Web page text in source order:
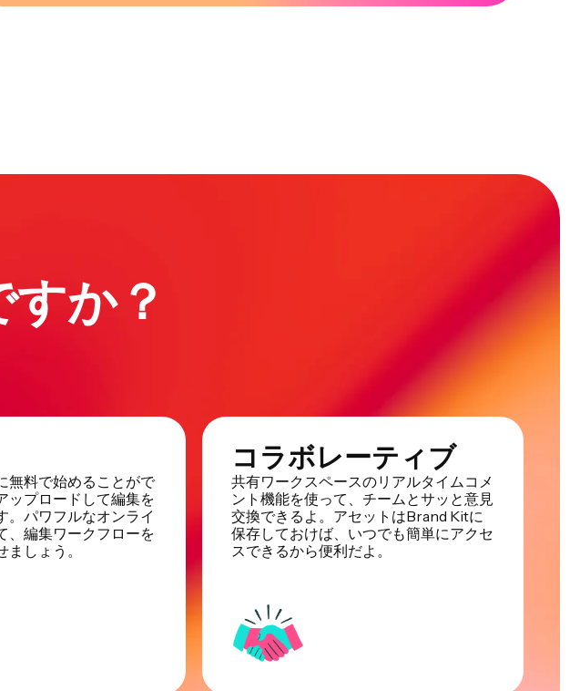
か？
無料で始めることがで
ップロードして編集を
。パワフルなオンライ
、編集ワークフローを
しょう。
コラボレーティブ
共有ワークスペースのリアルタイムコメ
ント機能を使って、チームとサッと意見
交換できるよ。アセットはBrand Kitに
保存しておけば、いつでも簡単にアクセ
スできるから便利だよ。